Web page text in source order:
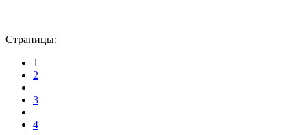
Страницы:
1
2
3
4